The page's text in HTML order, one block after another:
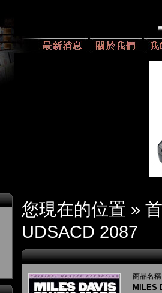
您現在的位置 »
UDSACD 2087
商品名
MILES